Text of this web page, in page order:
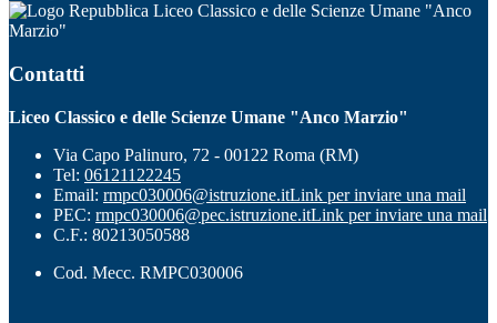
Liceo Classico e delle Scienze Umane "Anco
Marzio"
Contatti
Liceo Classico e delle Scienze Umane "Anco Marzio"
Via Capo Palinuro, 72 - 00122 Roma (RM)
Tel: 06121122245
Email: rmpc030006@istruzione.itLink per inviare una mail
PEC: rmpc030006@pec.istruzione.itLink per inviare una mail
C.F.: 80213050588
Cod. Mecc. RMPC030006